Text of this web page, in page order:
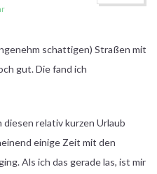
schattigen) Straßen mit
gut. Die fand ich
relativ kurzen Urlaub
einige Zeit mit den
Als ich das gerade las, ist mir